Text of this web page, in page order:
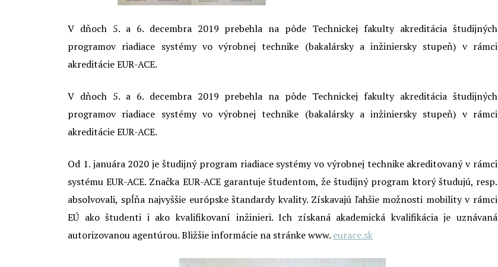
V dňoch 5. a 6. decembra 2019 prebehla na pôde Technickej fakulty akreditácia študijných
programov riadiace systémy vo výrobnej technike (bakalársky a inžiniersky stupeň) v rámci
akreditácie EUR-ACE.
V dňoch 5. a 6. decembra 2019 prebehla na pôde Technickej fakulty akreditácia študijných
programov riadiace systémy vo výrobnej technike (bakalársky a inžiniersky stupeň) v rámci
akreditácie EUR-ACE.
Od 1. januára 2020 je študijný program riadiace systémy vo výrobnej technike akreditovaný v rámci
systému EUR-ACE. Značka EUR-ACE garantuje študentom, že študijný program ktorý študujú, resp.
absolvovali, spĺňa najvyššie európske štandardy kvality. Získavajú ľahšie možnosti mobility v rámci
EÚ ako študenti i ako kvalifikovaní inžinieri. Ich získaná akademická kvalifikácia je uznávaná
autorizovanou agentúrou. Bližšie informácie na stránke www. eurace.sk